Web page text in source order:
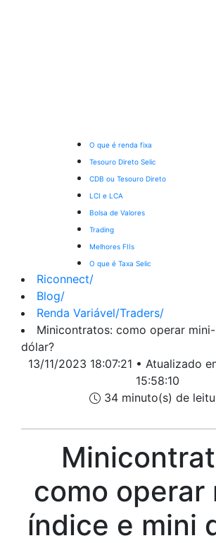
O que é renda fixa
Tesouro Direto Selic
CDB ou Tesouro Direto
LCI e LCA
Bolsa de Valores
Trading
Melhores FIIs
O que é Taxa Selic
Riconnect/
Blog/
Renda Variável/Traders/
Minicontratos: como operar
dólar?
13/11/2023 18:07:21 • Atualizado
15:58:10
34 minuto(s) de
como operar
índice e mini